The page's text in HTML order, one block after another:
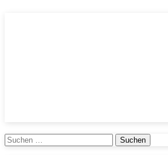
Suchen
nach: